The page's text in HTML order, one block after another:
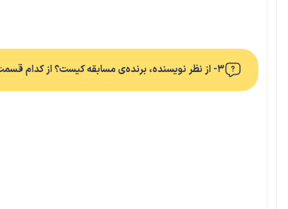
۳- از نظر نویسنده، برنده‌ی مسابقه کیست؟ از کدام قسمت متن، به این نتیجه رسیدید؟